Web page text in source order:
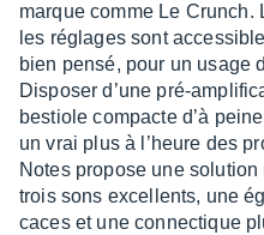
marque comme Le Crunch.
les réglages sont
bien pensé, pour un usage
Dispo­ser d’une pré-
bestiole compacte d’à
un vrai plus à l’heure des
Notes propose une
trois sons excel­lents, une
caces et une connec­tique